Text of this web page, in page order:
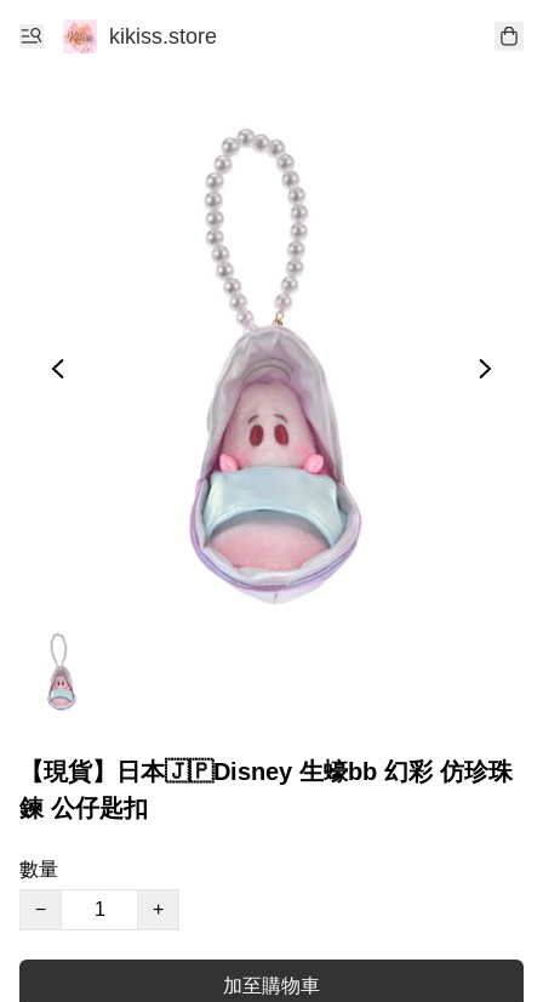
kikiss.store
【現貨】日本🇯🇵Disney 生蠔bb 幻彩 仿珍珠
鍊 公仔匙扣
數量
−
+
加至購物車